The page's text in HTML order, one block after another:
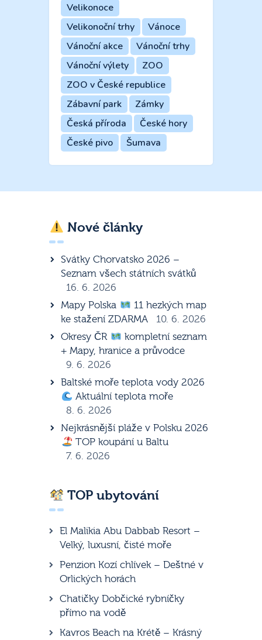
Velikonoce
Velikonoční trhy
Vánoce
Vánoční akce
Vánoční trhy
Vánoční výlety
ZOO
ZOO v České republice
Zábavní park
Zámky
Česká příroda
České hory
České pivo
Šumava
Nové články
Svátky Chorvatsko 2026 –
Seznam všech státních svátků
16. 6. 2026
Mapy Polska
11 hezkých map
ke stažení ZDARMA
10. 6. 2026
Okresy ČR
kompletní seznam
+ Mapy, hranice a průvodce
9. 6. 2026
Baltské moře teplota vody 2026
Aktuální teplota moře
8. 6. 2026
Nejkrásnější pláže v Polsku 2026
TOP koupání u Baltu
7. 6. 2026
TOP ubytování
El Malikia Abu Dabbab Resort –
Velký, luxusní, čisté moře
Penzion Kozí chlívek – Deštné v
Orlických horách
Chatičky Dobčické rybníčky
přímo na vodě
Kavros Beach na Krétě – Krásný